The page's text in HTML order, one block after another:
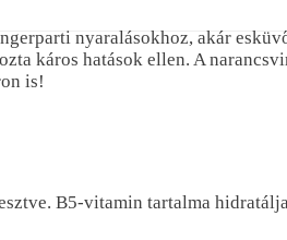
nyaralásokhoz, akár
káros hatások ellen. A
is!
B5-vitamin tartalma